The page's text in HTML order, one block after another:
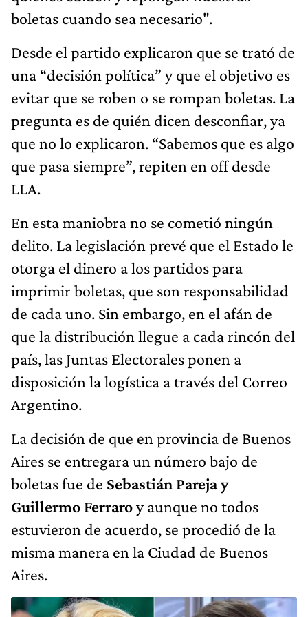
boletas cuando sea necesario".
Desde el partido explicaron que se trató de
una “decisión política” y que el objetivo es
evitar que se roben o se rompan boletas. La
pregunta es de quién dicen desconfiar, ya
que no lo explicaron. “Sabemos que es algo
que pasa siempre”, repiten en off desde
LLA.
En esta maniobra no se cometió ningún
delito. La legislación prevé que el Estado le
otorga el dinero a los partidos para
imprimir boletas, que son responsabilidad
de cada uno. Sin embargo, en el afán de
que la distribución llegue a cada rincón del
país, las Juntas Electorales ponen a
disposición la logística a través del Correo
Argentino.
La decisión de que en provincia de Buenos
Aires se entregara un número bajo de
boletas fue de Sebastián Pareja y
Guillermo Ferraroy aunque no todos
estuvieron de acuerdo, se procedió de la
misma manera en la Ciudad de Buenos
Aires.